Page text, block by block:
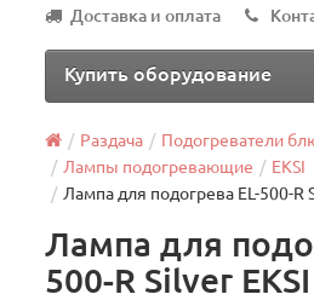
Доставка и оплата
Купить оборудование
Раздача
Подогреватели
Лампы подогревающие
EKSI
Лампа для подогрева EL-500-R
Лампа для
500-R Silver EKSI